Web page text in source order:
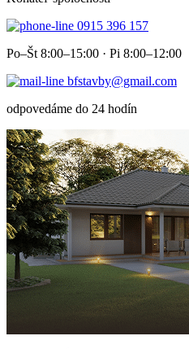
0915 396 157
Po–Št 8:00–15:00 · Pi 8:00–12:00
bfstavby@gmail.com
odpovedáme do 24 hodín